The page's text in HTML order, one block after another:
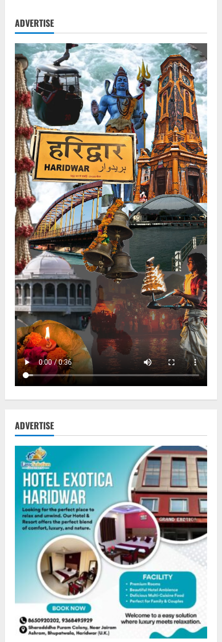
ADVERTISE
ADVERTISE